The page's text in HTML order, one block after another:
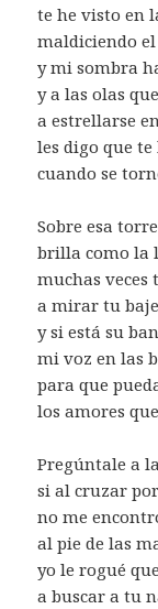
te he visto en
maldiciendo
y mi sombra
y a las olas
a estrellarse
les digo que
cuando se
Sobre esa
brilla como la
muchas
a mirar tu
y si está su
mi voz en las
para que
los amores
Pregúntale a
si al cruzar
no me
al pie de las
yo le rogué
a buscar a tu